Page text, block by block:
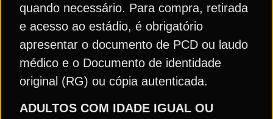
quando necessário. Para compra, retirada
e acesso ao estádio, é obrigatório
apresentar o documento de PCD ou laudo
médico e o Documento de identidade
original (RG) ou cópia autenticada.
ADULTOS COM IDADE IGUAL OU